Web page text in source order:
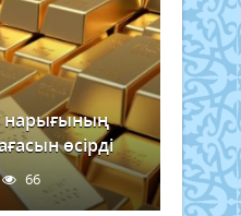
нарығының
өсірді
66